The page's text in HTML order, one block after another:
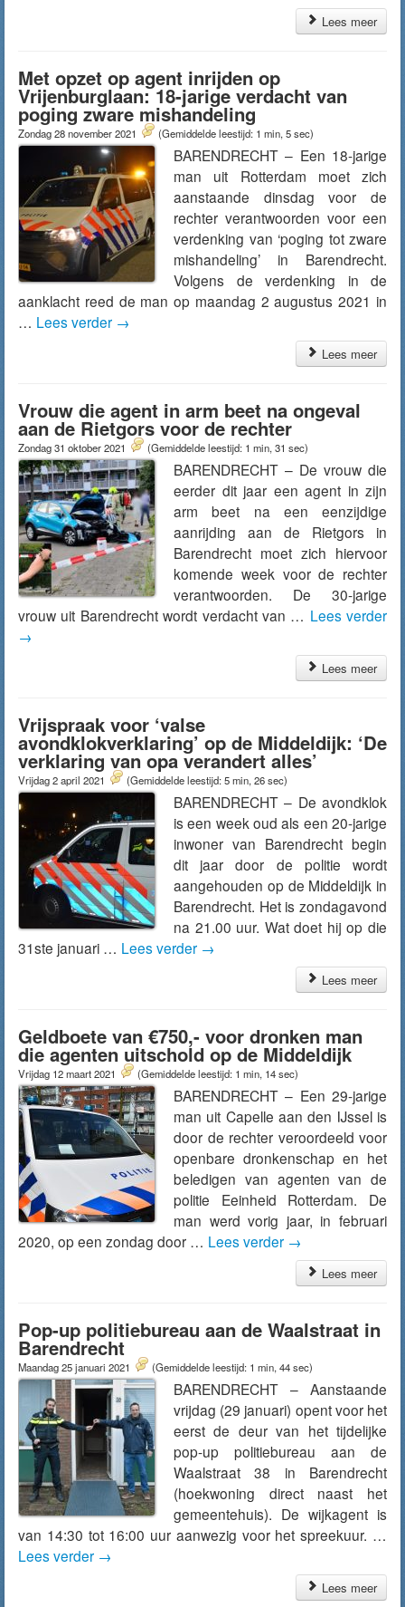
Lees meer
Met opzet op agent inrijden op
Vrijenburglaan: 18-jarige verdacht van
poging zware mishandeling
Zondag 28 november 2021 (Gemiddelde leestijd: 1 min, 5 sec)
BARENDRECHT – Een 18-jarige
man uit Rotterdam moet zich
aanstaande dinsdag voor de
rechter verantwoorden voor een
verdenking van ‘poging tot zware
mishandeling’ in Barendrecht.
Volgens de verdenking in de
aanklacht reed de man op maandag 2 augustus 2021 in
… Lees verder →
Lees meer
Vrouw die agent in arm beet na ongeval
aan de Rietgors voor de rechter
Zondag 31 oktober 2021 (Gemiddelde leestijd: 1 min, 31 sec)
BARENDRECHT – De vrouw die
eerder dit jaar een agent in zijn
arm beet na een eenzijdige
aanrijding aan de Rietgors in
Barendrecht moet zich hiervoor
komende week voor de rechter
verantwoorden. De 30-jarige
vrouw uit Barendrecht wordt verdacht van … Lees verder
→
Lees meer
Vrijspraak voor ‘valse
avondklokverklaring’ op de Middeldijk: ‘De
verklaring van opa verandert alles’
Vrijdag 2 april 2021 (Gemiddelde leestijd: 5 min, 26 sec)
BARENDRECHT – De avondklok
is een week oud als een 20-jarige
inwoner van Barendrecht begin
dit jaar door de politie wordt
aangehouden op de Middeldijk in
Barendrecht. Het is zondagavond
na 21.00 uur. Wat doet hij op die
31ste januari … Lees verder →
Lees meer
Geldboete van €750,- voor dronken man
die agenten uitschold op de Middeldijk
Vrijdag 12 maart 2021 (Gemiddelde leestijd: 1 min, 14 sec)
BARENDRECHT – Een 29-jarige
man uit Capelle aan den IJssel is
door de rechter veroordeeld voor
openbare dronkenschap en het
beledigen van agenten van de
politie Eeinheid Rotterdam. De
man werd vorig jaar, in februari
2020, op een zondag door … Lees verder →
Lees meer
Pop-up politiebureau aan de Waalstraat in
Barendrecht
Maandag 25 januari 2021 (Gemiddelde leestijd: 1 min, 44 sec)
BARENDRECHT – Aanstaande
vrijdag (29 januari) opent voor het
eerst de deur van het tijdelijke
pop-up politiebureau aan de
Waalstraat 38 in Barendrecht
(hoekwoning direct naast het
gemeentehuis). De wijkagent is
van 14:30 tot 16:00 uur aanwezig voor het spreekuur. …
Lees verder →
Lees meer